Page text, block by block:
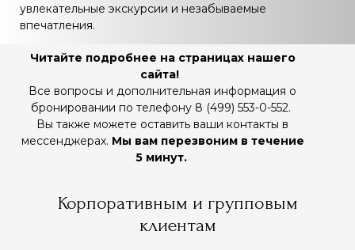
увлекательные экскурсии и незабываемые
впечатления.
Читайте подробнее на страницах нашего
сайта!
Все вопросы и дополнительная информация о
бронировании по телефону 8 (499) 553-0-552.
Вы также можете оставить ваши контакты в
мессенджерах. Мы вам перезвоним в течение
5 минут.
Корпоративным и групповым
клиентам